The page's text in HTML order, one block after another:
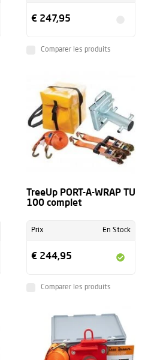
€ 247,95
Comparer les produits
TreeUp PORT-A-WRAP TU
100 complet
Prix En Stock
€ 244,95
Comparer les produits